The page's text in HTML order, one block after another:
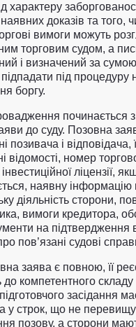
характеру
доказів та того,
вимоги можуть
торговим судом, а
і визначений за
під процедуру
боргу.
починається
до суду. Позовна
позивача і відповідача,
відомості, номер
ліцензії,
наявну інформацію
діяльність сторони,
вимоги кредитора,
на підтвердження
пов’язані судові
заява є повною, її
компетентного складу
засідання
у строк, що не
позову, а сторони